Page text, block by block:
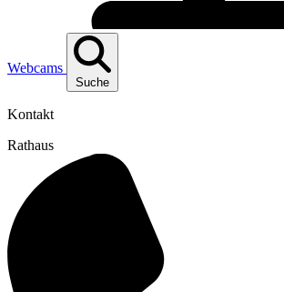
Webcams
Suche
Kontakt
Rathaus